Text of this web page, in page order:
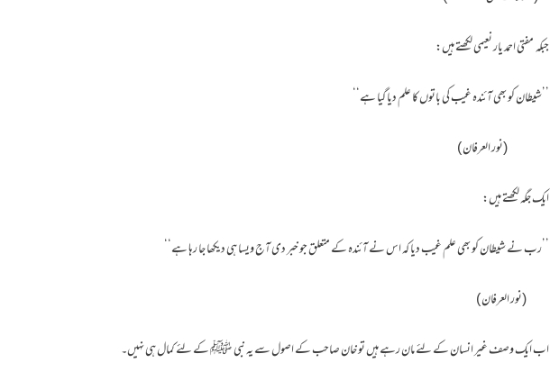
جبکہ مفتی احمد یار نعیمی لکھتے ہیں:
’’شیطان کو بھی آئندہ غیب کی باتوں کا علم دیا گیا ہے‘‘
(نور العرفان )
ایک جگہ لکھتے ہیں:
’’رب نے شیطان کو بھی علم غیب دیا کہ اس نے آئندہ کے متعلق جو خبر دی آج ویسا ہی دیکھا جا رہا ہے‘‘
(نور العرفان )
اب ایک وصف غیر انسان کے لئے مان رہے ہیں تو خان صاحب کے اصول سے یہ نبی ﷺ کے لئے کمال ہی نہیں۔